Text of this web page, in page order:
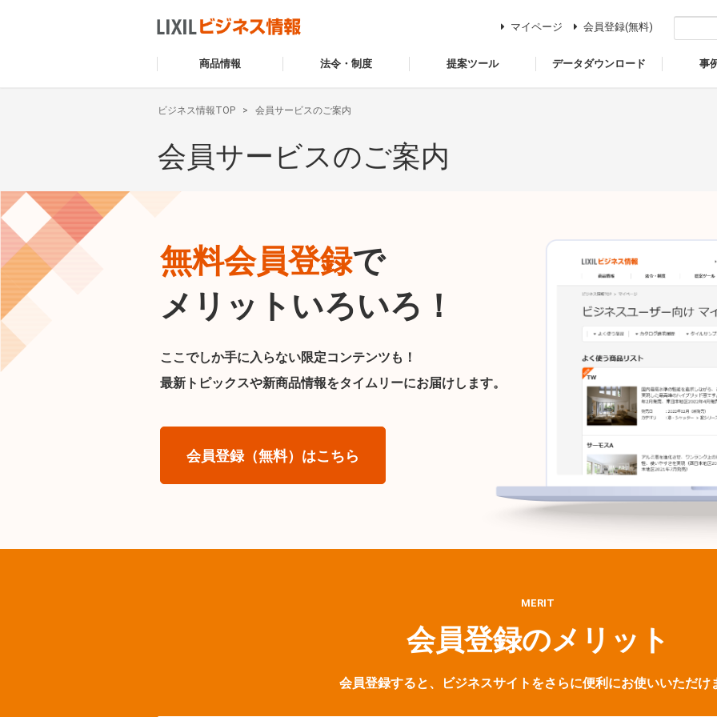
商品情報 法令・制度 提案ツール データダウンロード 事
マイページ 会員登録(無料)
ビジネス情報TOP 会員サービスのご案内
会員サービスのご案内
無料会員登録で
メリットいろいろ！
ここでしか手に入らない限定コンテンツも！
最新トピックスや新商品情報をタイムリーにお届けします。
会員登録（無料）はこちら
MERIT
会員登録のメリット
会員登録すると、ビジネスサイトをさらに便利にお使いいただけ